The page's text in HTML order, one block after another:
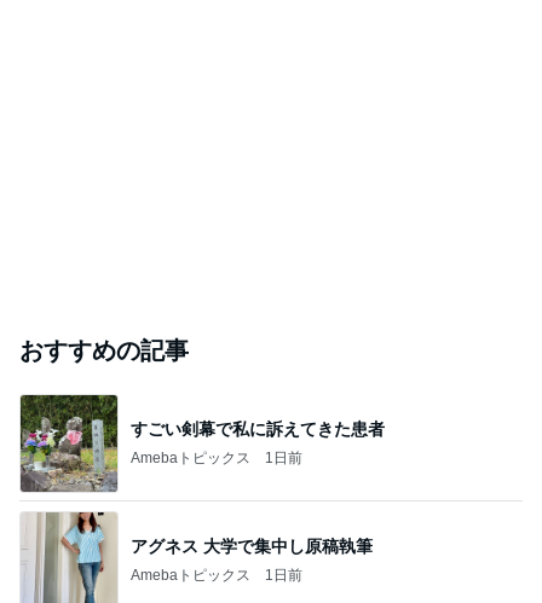
おすすめの記事
すごい剣幕で私に訴えてきた患者
Amebaトピックス 1日前
アグネス 大学で集中し原稿執筆
Amebaトピックス 1日前